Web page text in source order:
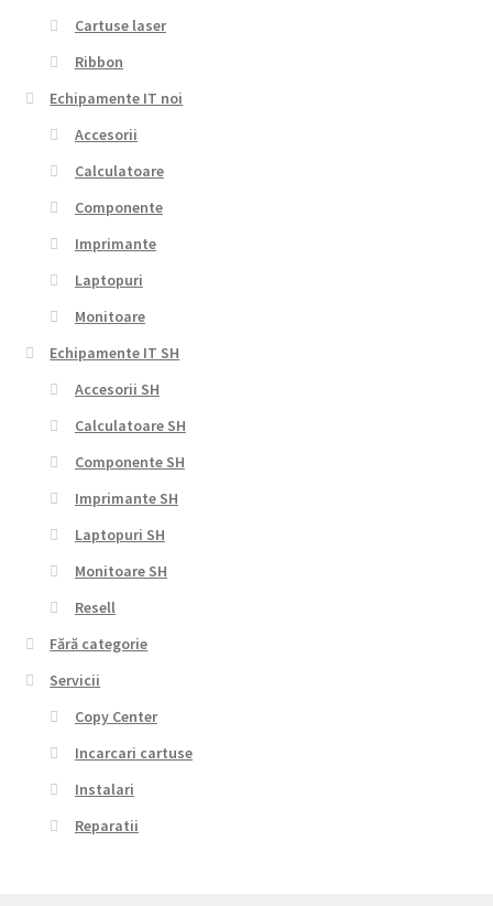
Cartuse laser
Ribbon
Echipamente IT noi
Accesorii
Calculatoare
Componente
Imprimante
Laptopuri
Monitoare
Echipamente IT SH
Accesorii SH
Calculatoare SH
Componente SH
Imprimante SH
Laptopuri SH
Monitoare SH
Resell
Fără categorie
Servicii
Copy Center
Incarcari cartuse
Instalari
Reparatii